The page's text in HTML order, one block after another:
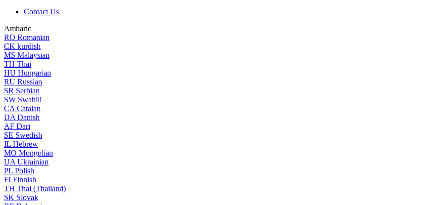
Contact Us
Amharic
RO Romanian
CK kurdish
MS Malaysian
TH Thai
HU Hungarian
RU Russian
SR Serbian
SW Swahili
CA Catalan
DA Danish
AF Dari
SE Swedish
IL Hebrew
MO Mongolian
UA Ukrainian
PL Polish
FI Finnish
TH Thai (Thailand)
SK Slovak